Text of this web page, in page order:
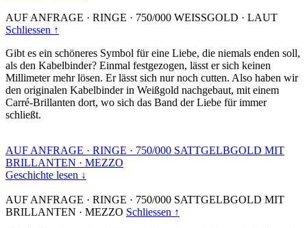
AUF ANFRAGE · RINGE · 750/000 WEISSGOLD · LAUT
Schliessen ↑
Gibt es ein schöneres Symbol für eine Liebe, die niemals enden soll,
als den Kabelbinder? Einmal festgezogen, lässt er sich keinen
Millimeter mehr lösen. Er lässt sich nur noch cutten. Also haben wir
den originalen Kabelbinder in Weißgold nachgebaut, mit einem
Carré-Brillanten dort, wo sich das Band der Liebe für immer
schließt.
AUF ANFRAGE · RINGE · 750/000 SATTGELBGOLD MIT
BRILLANTEN · MEZZO
Geschichte lesen ↓
AUF ANFRAGE · RINGE · 750/000 SATTGELBGOLD MIT
BRILLANTEN · MEZZO Schliessen ↑